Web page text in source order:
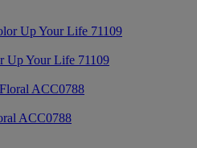
Up Your Life 71109
ACC0788